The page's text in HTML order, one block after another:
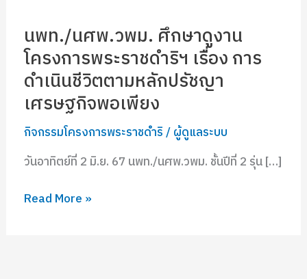
นพท./นศพ.วพม. ศึกษาดูงาน
โครงการพระราชดำริฯ เรื่อง การ
ดำเนินชีวิตตามหลักปรัชญา
เศรษฐกิจพอเพียง
กิจกรรมโครงการพระราชดำริ/ผู้ดูแลระบบ
วันอาทิตย์ที่ 2 มิ.ย. 67 นพท./นศพ.วพม. ชั้นปีที่ 2 รุ่น […]
ชีวิต
ตาม
หลัก
ปรัชญา
เศรษฐกิจ
พอ
Read More »